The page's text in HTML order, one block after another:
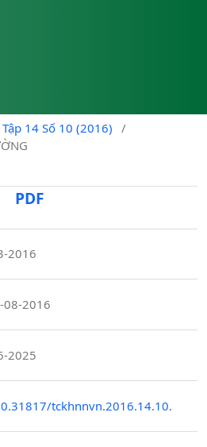
Tập 14 Số 10 (2016)
/
PDF
2016
2016
2025
tckhnnvn.2016.14.10.